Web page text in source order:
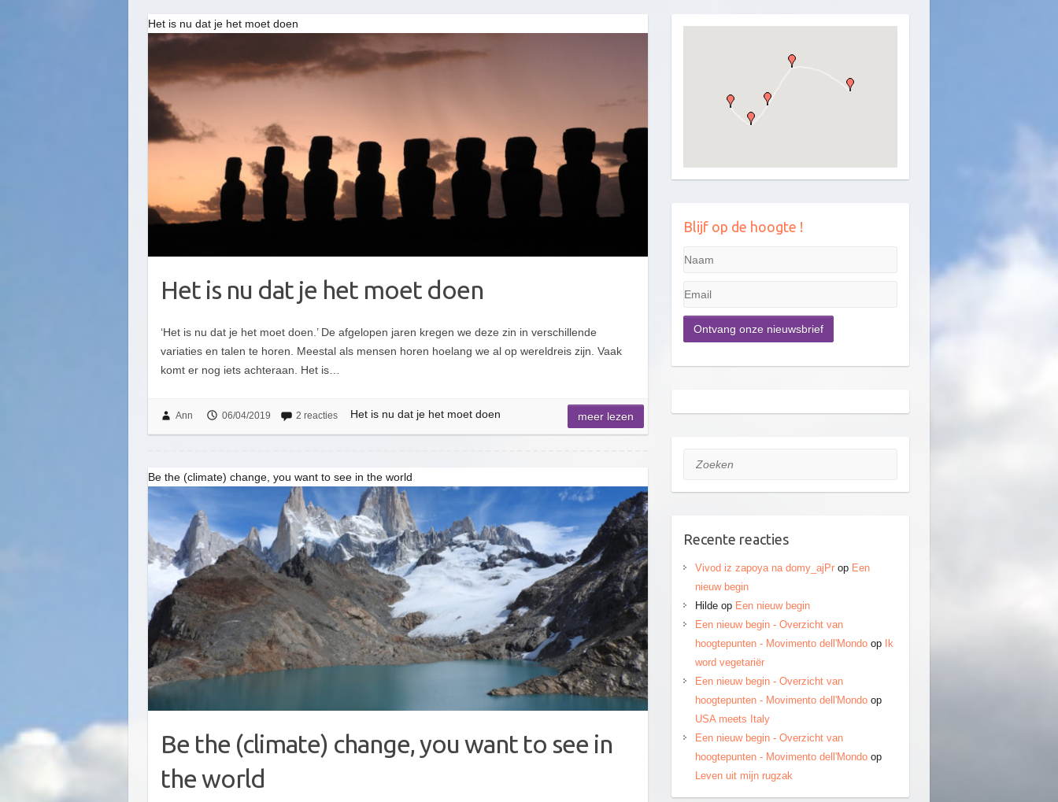
Het is nu dat je het moet doen
Het is nu dat je het moet doen
‘Het is nu dat je het moet doen.’ De afgelopen jaren kregen we deze zin in verschillende
variaties en talen te horen. Meestal als mensen horen hoelang we al op wereldreis zijn. Vaak
komt er nog iets achteraan. Het is…
Ann 06/04/2019 2 reacties Het is nu dat je het moet doen meer lezen
Be the (climate) change, you want to see in the world
Be the (climate) change, you want to see in
the world
Blijf op de hoogte !
Zoeken
Recente reacties
Vivod iz zapoya na domy_ajProp Een
nieuw begin
Hildeop Een nieuw begin
Een nieuw begin - Overzicht van
hoogtepunten - Movimento dell'Mondoop
Ik
word vegetariër
Een nieuw begin - Overzicht van
hoogtepunten - Movimento dell'Mondoop
USA meets Italy
Een nieuw begin - Overzicht van
hoogtepunten - Movimento dell'Mondoop
Leven uit mijn rugzak